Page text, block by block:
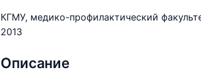
КГМУ, медико-профилактический
2013
Описание